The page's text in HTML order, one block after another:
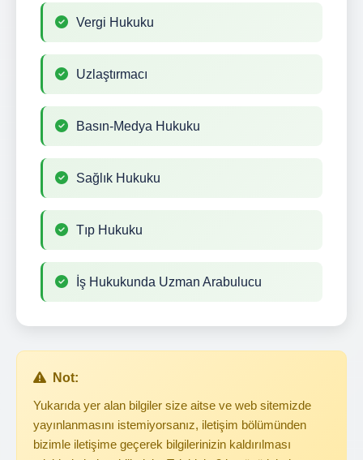
Vergi Hukuku
Uzlaştırmacı
Basın-Medya Hukuku
Sağlık Hukuku
Tıp Hukuku
İş Hukukunda Uzman Arabulucu
Not:
Yukarıda yer alan bilgiler size aitse ve web sitemizde
yayınlanmasını istemiyorsanız, iletişim bölümünden
bizimle iletişime geçerek bilgilerinizin kaldırılması